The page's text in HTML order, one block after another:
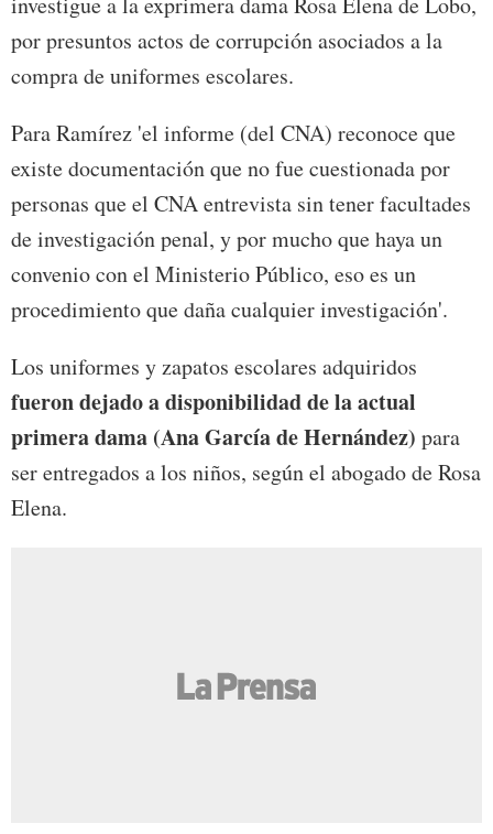
por presuntos actos de corrupción asociados a la
compra de uniformes escolares.
Para Ramírez 'el informe (del CNA) reconoce que
existe documentación que no fue cuestionada por
personas que el CNA entrevista sin tener facultades
de investigación penal, y por mucho que haya un
convenio con el Ministerio Público, eso es un
procedimiento que daña cualquier investigación'.
Los uniformes y zapatos escolares adquiridos
fueron dejado a disponibilidad de la actual
primera dama (Ana García de Hernández) para
ser entregados a los niños, según el abogado de Rosa
Elena.